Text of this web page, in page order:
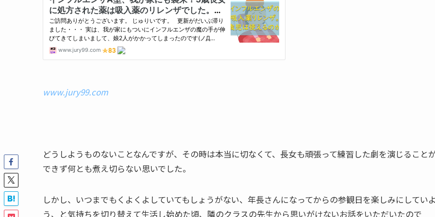
www.jury99.com
どうしようものないことなんですが、その時は本当に切なくて、長女も頑張って練習した劇を演じること
できず何とも煮え切らない思いでした。
しかし、いつまでもくよくよしていてもしょうがない、年長さんになってからの参観日を楽しみにしてい
う、と気持ちを切り替えて生活し始めた頃、隣のクラスの先生から思いがけないお話をいただいたので